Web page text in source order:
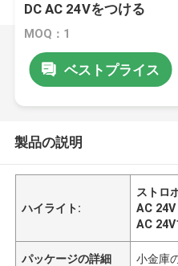
DC AC 24Vをつける
MOQ：1
ベストプライス
製品の説明
ハイライト:
ストロ
AC
AC
パッケージの詳細 小金庫